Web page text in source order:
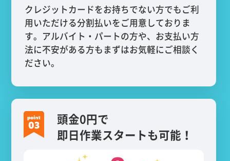
クレジットカードをお持ちでない方でもご利
用いただける分割払いをご用意しておりま
す。アルバイト・パートの方や、お支払い方
法に不安がある方もまずはお気軽にご相談く
ださい。
頭金0円で
即日作業スタートも可能！